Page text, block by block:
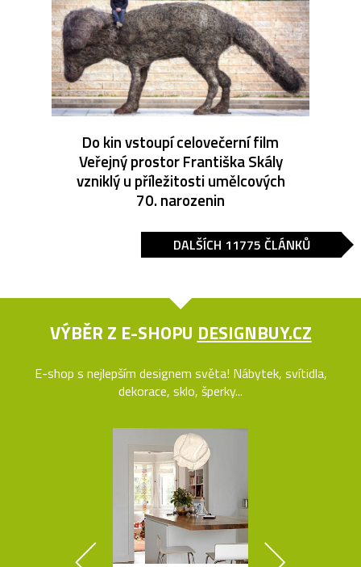
Do kin vstoupí celovečerní film
Veřejný prostor Františka Skály
vzniklý u příležitosti umělcových
70. narozenin
DALŠÍCH 11775 ČLÁNKŮ
VÝBĚR Z E-SHOPU DESIGNBUY.CZ
E-shop s nejlepším designem světa! Nábytek, svítidla,
dekorace, sklo, šperky...